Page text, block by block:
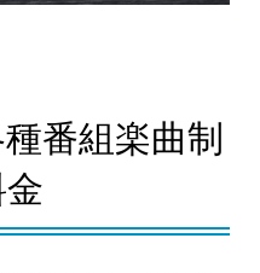
番組楽曲制